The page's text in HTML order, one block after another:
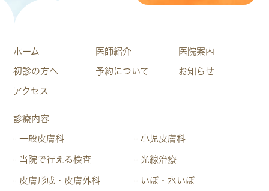
ホーム 医師紹介 医院案内
初診の方へ 予約について お知らせ
アクセス
診療内容
一般皮膚科 小児皮膚科
当院で行える検査 光線治療
皮膚形成・皮膚外科 いぼ・水いぼ